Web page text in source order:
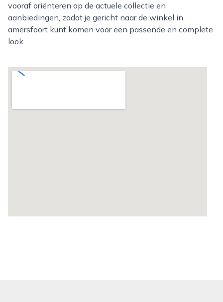
vooraf oriënteren op de actuele collectie en
aanbiedingen, zodat je gericht naar de winkel in
amersfoort kunt komen voor een passende en complete
look.